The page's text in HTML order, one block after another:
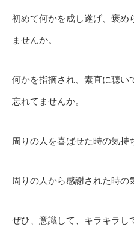
初めて何かを成し遂げ、褒め
ませんか。
何かを指摘され、素直に聴い
忘れてませんか。
周りの人を喜ばせた時の気持
周りの人から感謝された時の
ぜひ、意識して、キラキラし